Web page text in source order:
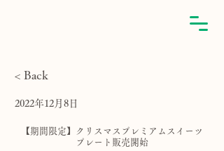
< Back
2022年12月8日
【期間限定】クリスマスプレミアムスイーツ
プレート販売開始